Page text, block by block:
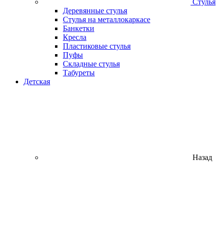
Стулья
Деревянные стулья
Стулья на металлокаркасе
Банкетки
Кресла
Пластиковые стулья
Пуфы
Складные стулья
Табуреты
Детская
Назад